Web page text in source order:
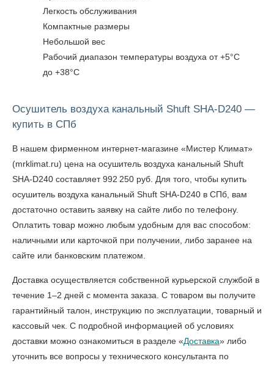
Легкость обслуживания
Компактные размеры
Небольшой вес
Рабочий диапазон температуры воздуха от +5°C
до +38°C
Осушитель воздуха канальный Shuft SHA-D240 —
купить в СПб
В нашем фирменном интернет-магазине «Мистер Климат»
(mrklimat.ru) цена на осушитель воздуха канальный Shuft
SHA-D240 составляет 992 250 руб. Для того, чтобы купить
осушитель воздуха канальный Shuft SHA-D240 в СПб , вам
достаточно оставить заявку на сайте либо по телефону.
Оплатить товар можно любым удобным для вас способом:
наличными или карточкой при получении, либо заранее на
сайте или банковским платежом.
Доставка осуществляется собственной курьерской службой в
течение 1–2 дней с момента заказа. С товаром вы получите
гарантийный талон, инструкцию по эксплуатации, товарный и
кассовый чек. С подробной информацией об условиях
доставки можно ознакомиться в разделе «Доставка» либо
уточнить все вопросы у технического консультанта по